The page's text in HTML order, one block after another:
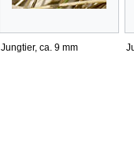
Jungtier, ca. 9 mm